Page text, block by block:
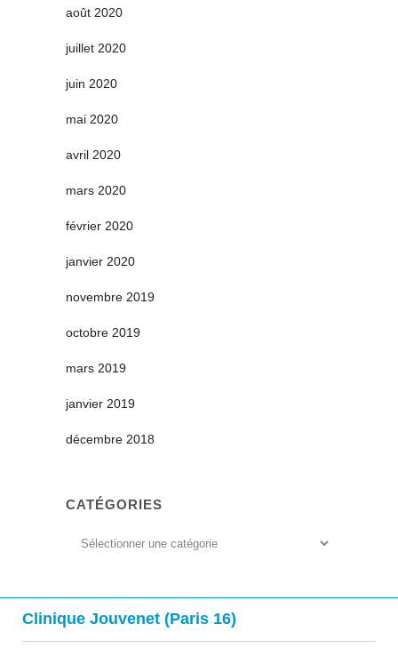
août 2020
juillet 2020
juin 2020
mai 2020
avril 2020
mars 2020
février 2020
janvier 2020
novembre 2019
octobre 2019
mars 2019
janvier 2019
décembre 2018
CATÉGORIES
Catégories
Clinique Jouvenet (Paris 16)